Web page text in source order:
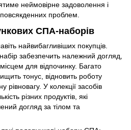
неймовірне задоволення і
повсякденних проблем.
СПА-наборів
найвибагливіших покупців.
забезпечить належний догляд,
для відпочинку. Багато
тонус, відновить роботу
рівновагу. У колекції засобів
різних продуктів, які
догляд за тілом та